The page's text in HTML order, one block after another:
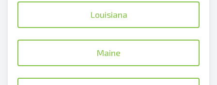
Louisiana
Maine